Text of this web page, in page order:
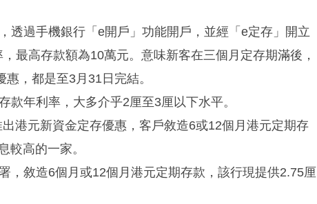
透過手機銀行「e開戶」功能開戶，並經「e定存」開立
最高存款額為10萬元。意味新客在三個月定存期滿後，
，都是至3月31日完結。
年利率，大多介乎2厘至3厘以下水平。
港元新資金定存優惠，客戶敘造6或12個月港元定期存
較高的一家。
，敘造6個月或12個月港元定期存款，該行現提供2.75厘